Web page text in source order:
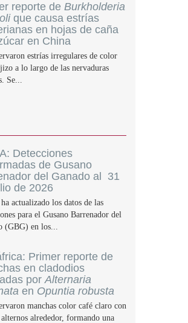
reporte de Burkholderia
que causa estrías
en hojas de caña
en China
estrías irregulares de color
a lo largo de las nervaduras
Se...
Detecciones
de Gusano
del Ganado al 31
de 2026
actualizado los datos de las
para el Gusano Barrenador del
(GBG) en los...
Primer reporte de
en cladodios
porAlternaria
en Opuntia robusta
manchas color café claro con
alrededor, formando una